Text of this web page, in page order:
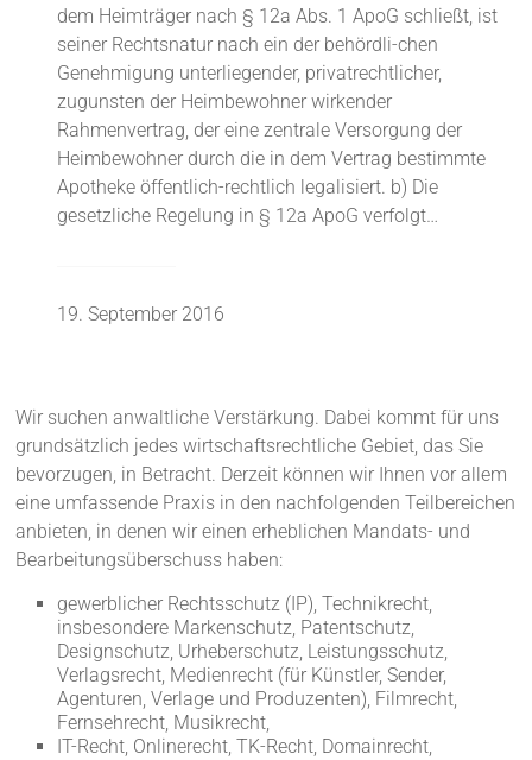
dem Heimträger nach § 12a Abs. 1 ApoG schließt, ist
seiner Rechtsnatur nach ein der behördli-chen
Genehmigung unterliegender, privatrechtlicher,
zugunsten der Heimbewohner wirkender
Rahmenvertrag, der eine zentrale Versorgung der
Heimbewohner durch die in dem Vertrag bestimmte
Apotheke öffentlich-rechtlich legalisiert. b) Die
gesetzliche Regelung in § 12a ApoG verfolgt…
19. September 2016
Wir suchen anwaltliche Verstärkung. Dabei kommt für uns
grundsätzlich jedes wirtschaftsrechtliche Gebiet, das Sie
bevorzugen, in Betracht. Derzeit können wir Ihnen vor allem
eine umfassende Praxis in den nachfolgenden Teilbereichen
anbieten, in denen wir einen erheblichen Mandats- und
Bearbeitungsüberschuss haben:
gewerblicher Rechtsschutz (IP), Technikrecht,
insbesondere Markenschutz, Patentschutz,
Designschutz, Urheberschutz, Leistungsschutz,
Verlagsrecht, Medienrecht (für Künstler, Sender,
Agenturen, Verlage und Produzenten), Filmrecht,
Fernsehrecht, Musikrecht,
IT-Recht, Onlinerecht, TK-Recht, Domainrecht,